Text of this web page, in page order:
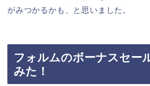
がみつかるかも、と思いました。
フォルムのボーナスセー
みた！